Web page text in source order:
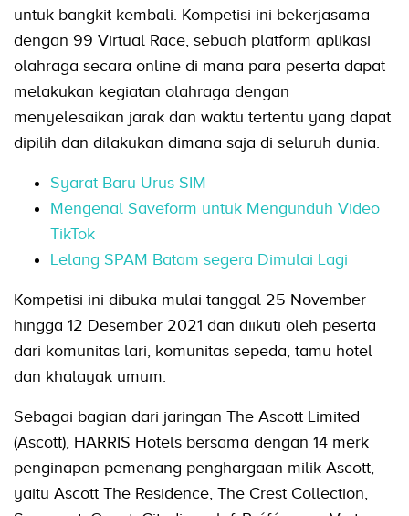
untuk bangkit kembali. Kompetisi ini bekerjasama
dengan 99 Virtual Race, sebuah platform aplikasi
olahraga secara online di mana para peserta dapat
melakukan kegiatan olahraga dengan
menyelesaikan jarak dan waktu tertentu yang dapat
dipilih dan dilakukan dimana saja di seluruh dunia.
Syarat Baru Urus SIM
Mengenal Saveform untuk Mengunduh Video
TikTok
Lelang SPAM Batam segera Dimulai Lagi
Kompetisi ini dibuka mulai tanggal 25 November
hingga 12 Desember 2021 dan diikuti oleh peserta
dari komunitas lari, komunitas sepeda, tamu hotel
dan khalayak umum.
Sebagai bagian dari jaringan The Ascott Limited
(Ascott), HARRIS Hotels bersama dengan 14 merk
penginapan pemenang penghargaan milik Ascott,
yaitu Ascott The Residence, The Crest Collection,